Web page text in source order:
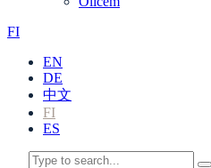
FI
EN
DE
中文
FI
ES